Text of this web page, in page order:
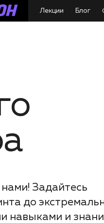
Лекции Блог
Задайтесь
до
навыками и